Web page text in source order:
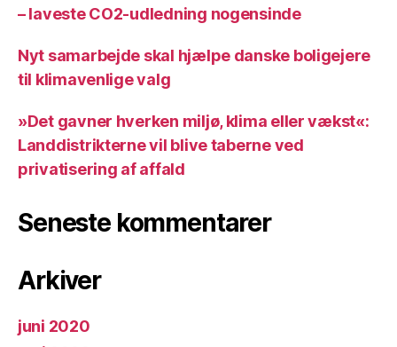
– laveste CO2-udledning nogensinde
Nyt samarbejde skal hjælpe danske boligejere
til klimavenlige valg
»Det gavner hverken miljø, klima eller vækst«:
Landdistrikterne vil blive taberne ved
privatisering af affald
Seneste kommentarer
Arkiver
juni 2020